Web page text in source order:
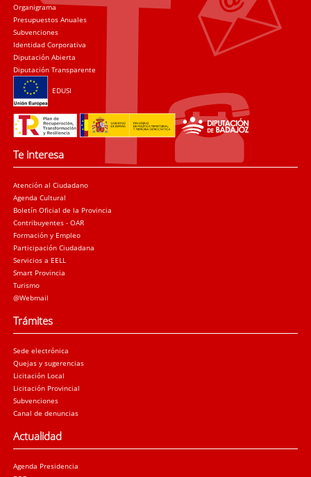
Organigrama
Presupuestos Anuales
Subvenciones
Identidad Corporativa
Diputación Abierta
Diputación Transparente
EDUSI
Te interesa
Atención al Ciudadano
Agenda Cultural
Boletín Oficial de la Provincia
Contribuyentes - OAR
Formación y Empleo
Participación Ciudadana
Servicios a EELL
Smart Provincia
Turismo
@Webmail
Trámites
Sede electrónica
Quejas y sugerencias
Licitación Local
Licitación Provincial
Subvenciones
Canal de denuncias
Actualidad
Agenda Presidencia